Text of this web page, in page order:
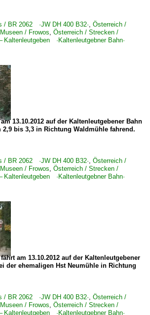
/ BR 2062 ·JW DH 400 B32·, Österreich /
/ Frowos, Österreich / Strecken /
Kaltenleutgeben ·Kaltenleutgebner Bahn·
am 13.10.2012 auf der Kaltenleutgebener Bahn
2,9 bis 3,3 in Richtung Waldmühle fahrend.
/ BR 2062 ·JW DH 400 B32·, Österreich /
/ Frowos, Österreich / Strecken /
Kaltenleutgeben ·Kaltenleutgebner Bahn·
fährt am 13.10.2012 auf der Kaltenleutgebener
der ehemaligen Hst Neumühle in Richtung
/ BR 2062 ·JW DH 400 B32·, Österreich /
/ Frowos, Österreich / Strecken /
Kaltenleutgeben ·Kaltenleutgebner Bahn·